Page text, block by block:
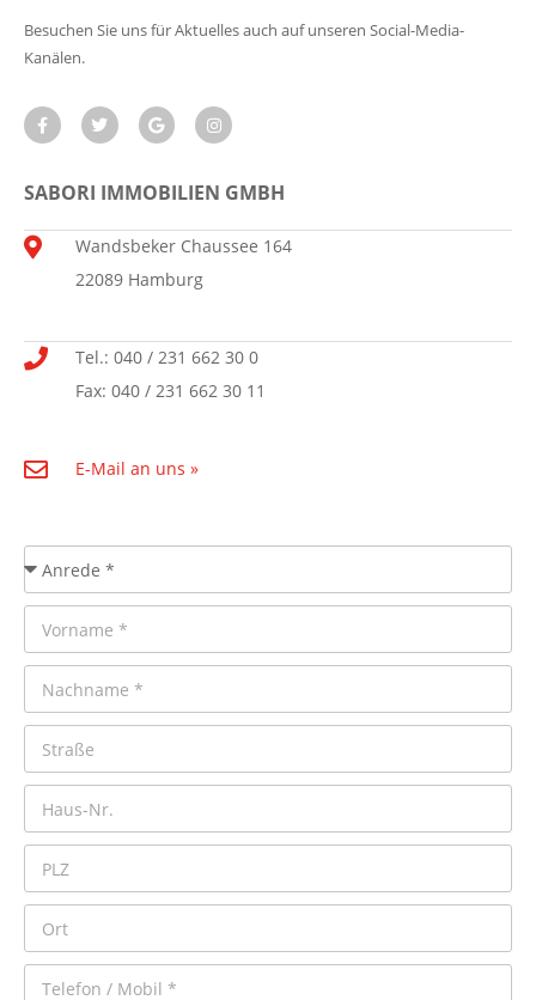
Besuchen Sie uns für Aktuelles auch auf unseren Social-Media-
Kanälen.
SABORI IMMOBILIEN GMBH
Wandsbeker Chaussee 164
22089 Hamburg
Tel.: 040 / 231 662 30 0
Fax: 040 / 231 662 30 11
E-Mail an uns »